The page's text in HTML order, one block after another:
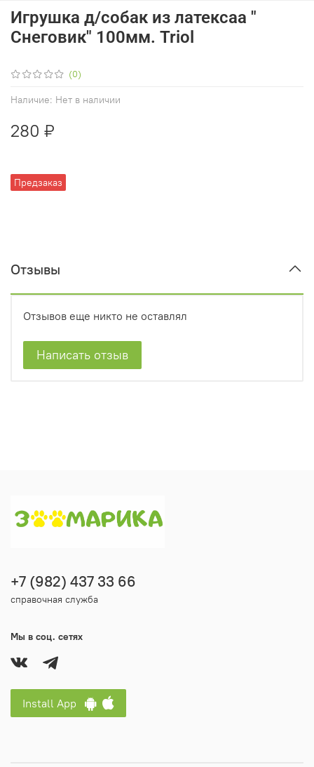
(0)
Наличие: Нет в наличии
Предзаказ
Игрушка д/собак из латексаа "
Снеговик" 100мм. Triol
280 ₽
Отзывы
Отзывов еще никто не оставлял
Написать отзыв
+7 (982) 437 33 66
справочная служба
Мы в соц. сетях
Install App